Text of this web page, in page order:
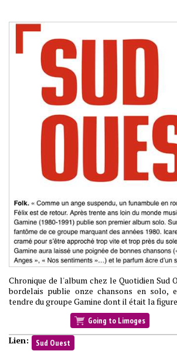
Chronique de l'album chez le Quotidien Sud
bordelais publie onze chansons en solo,
tendre du groupe Gamine dont il était la figure
Going to Limoges
Lien: Sud Ouest